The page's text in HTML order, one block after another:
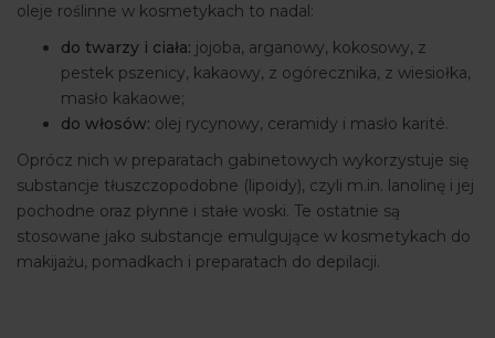
oleje roślinne w kosmetykach to nadal:
do twarzy i ciała: jojoba, arganowy, kokosowy, z
pestek pszenicy, kakaowy, z ogórecznika, z wiesiołka,
masło kakaowe;
do włosów: olej rycynowy, ceramidy i masło karité.
Oprócz nich w preparatach gabinetowych wykorzystuje się
substancje tłuszczopodobne (lipoidy), czyli m.in. lanolinę i jej
pochodne oraz płynne i stałe woski. Te ostatnie są
stosowane jako substancje emulgujące w kosmetykach do
makijażu, pomadkach i preparatach do depilacji.